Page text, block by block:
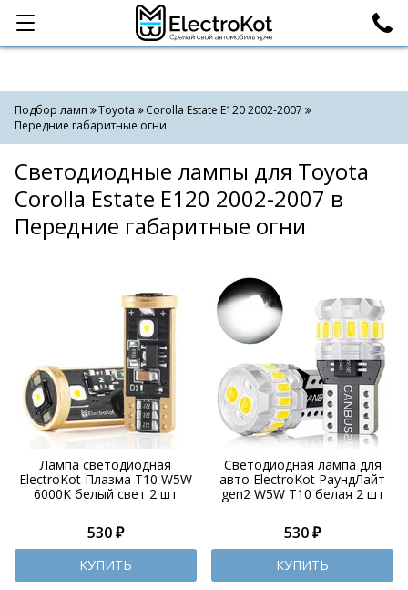
Категории Поиск
Подбор ламп Toyota
Corolla Estate E120 2002-2007
Передние габаритные огни
Светодиодные лампы для Toyota
Corolla Estate E120 2002-2007 в
Передние габаритные огни
Лампа светодиодная
ElectroKot Плазма T10 W5W
6000K белый свет 2 шт
530 ₽
КУПИТЬ
Светодиодная лампа для
авто ElectroKot РаундЛайт
gen2 W5W T10 белая 2 шт
530 ₽
КУПИТЬ